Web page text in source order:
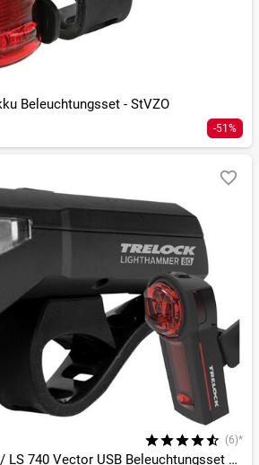
Beleuchtungsset - StVZO
-51%
(6)*
LS 480 Lighthammer / LS 740 Vector USB Beleuchtungsset StVZO